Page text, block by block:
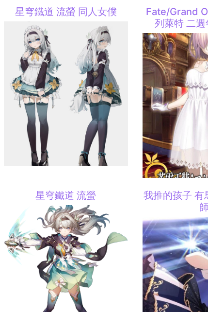
星穹鐵道 流螢 同人女僕
Fate/Grand
列萊特 二
星穹鐵道 流螢
我推的孩子 有
師